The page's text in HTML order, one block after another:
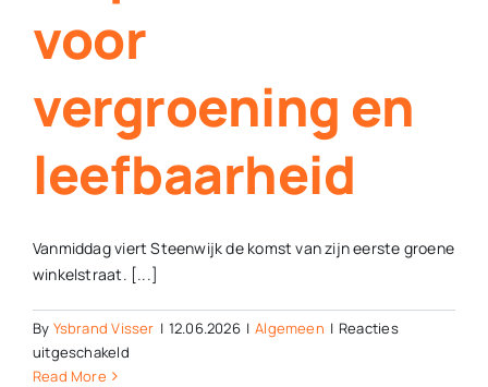
voor
vergroening en
leefbaarheid
Vanmiddag viert Steenwijk de komst van zijn eerste groene
winkelstraat. [...]
By Ysbrand Visser | 12.06.2026 | Algemeen | Reacties
uitgeschakeldvoor
Read More